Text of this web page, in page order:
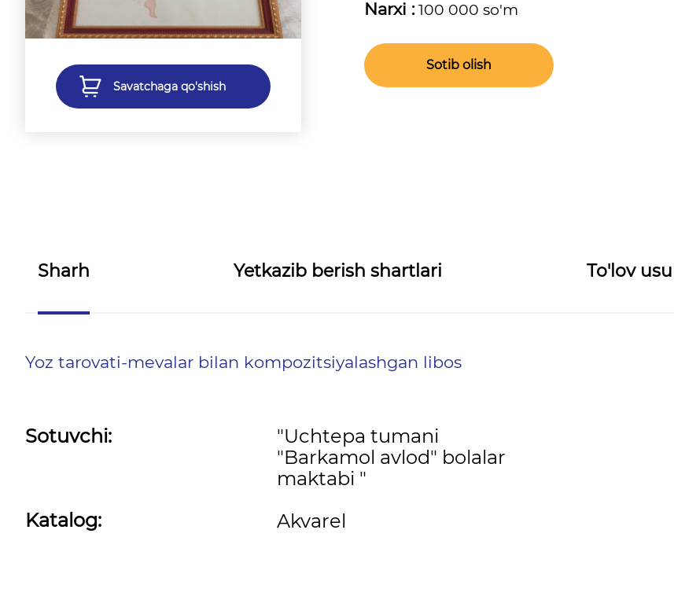
Savatchaga qo'shish
Narxi :100 000 so'm
Sotib olish
Sharh Yetkazib berish shartlari To'lov
Yoz tarovati-mevalar bilan kompozitsiyalashgan libos
Sotuvchi:
Katalog:
"Uchtepa tumani
"Barkamol avlod" bolalar
maktabi "
Akvarel